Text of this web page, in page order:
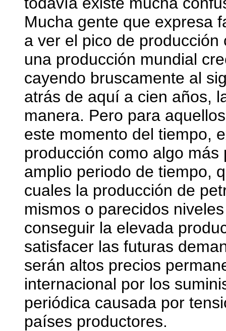
Mucha gente que expresa
a ver el pico de
una producción mundial
cayendo bruscamente al
atrás de aquí a cien años,
manera. Pero para
este momento del tiempo,
producción como algo
amplio periodo de tiempo,
cuales la producción de
mismos o parecidos
conseguir la elevada
satisfacer las futuras
serán altos precios
internacional por los
periódica causada por
países productores.